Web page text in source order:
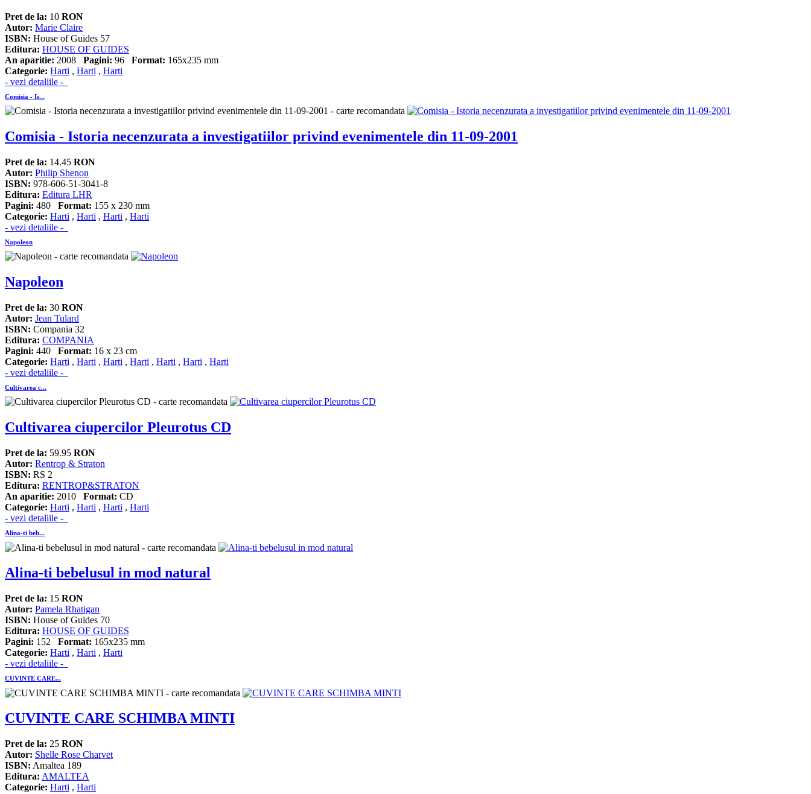
Pret de la: 10 RON
Autor: Marie Claire
ISBN: House of Guides 57
Editura: HOUSE OF GUIDES
An aparitie: 2008 Pagini: 96 Format: 165x235 mm
Categorie: Harti , Harti , Harti
- vezi detaliile -
Comisia - Is...
Comisia - Istoria necenzurata a investigatiilor privind evenimentele din 11-09-2001
Pret de la: 14.45 RON
Autor: Philip Shenon
ISBN: 978-606-51-3041-8
Editura: Editura LHR
Pagini: 480 Format: 155 x 230 mm
Categorie: Harti , Harti , Harti , Harti
- vezi detaliile -
Napoleon
Napoleon
Pret de la: 30 RON
Autor: Jean Tulard
ISBN: Compania 32
Editura: COMPANIA
Pagini: 440 Format: 16 x 23 cm
Categorie: Harti , Harti , Harti , Harti , Harti , Harti , Harti
- vezi detaliile -
Cultivarea c...
Cultivarea ciupercilor Pleurotus CD
Pret de la: 59.95 RON
Autor: Rentrop & Straton
ISBN: RS 2
Editura: RENTROP&STRATON
An aparitie: 2010 Format: CD
Categorie: Harti , Harti , Harti , Harti
- vezi detaliile -
Alina-ti beb...
Alina-ti bebelusul in mod natural
Pret de la: 15 RON
Autor: Pamela Rhatigan
ISBN: House of Guides 70
Editura: HOUSE OF GUIDES
Pagini: 152 Format: 165x235 mm
Categorie: Harti , Harti , Harti
- vezi detaliile -
CUVINTE CARE...
CUVINTE CARE SCHIMBA MINTI
Pret de la: 25 RON
Autor: Shelle Rose Charvet
ISBN: Amaltea 189
Editura: AMALTEA
Categorie: Harti , Harti